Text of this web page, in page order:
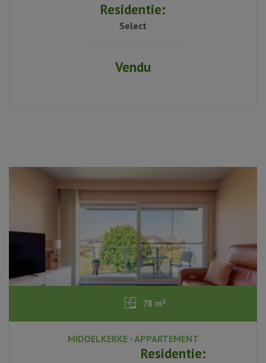
2
Residentie:
Select
Vendu
78 m²
2
MIDDELKERKE - APPARTEMENT
Residentie: